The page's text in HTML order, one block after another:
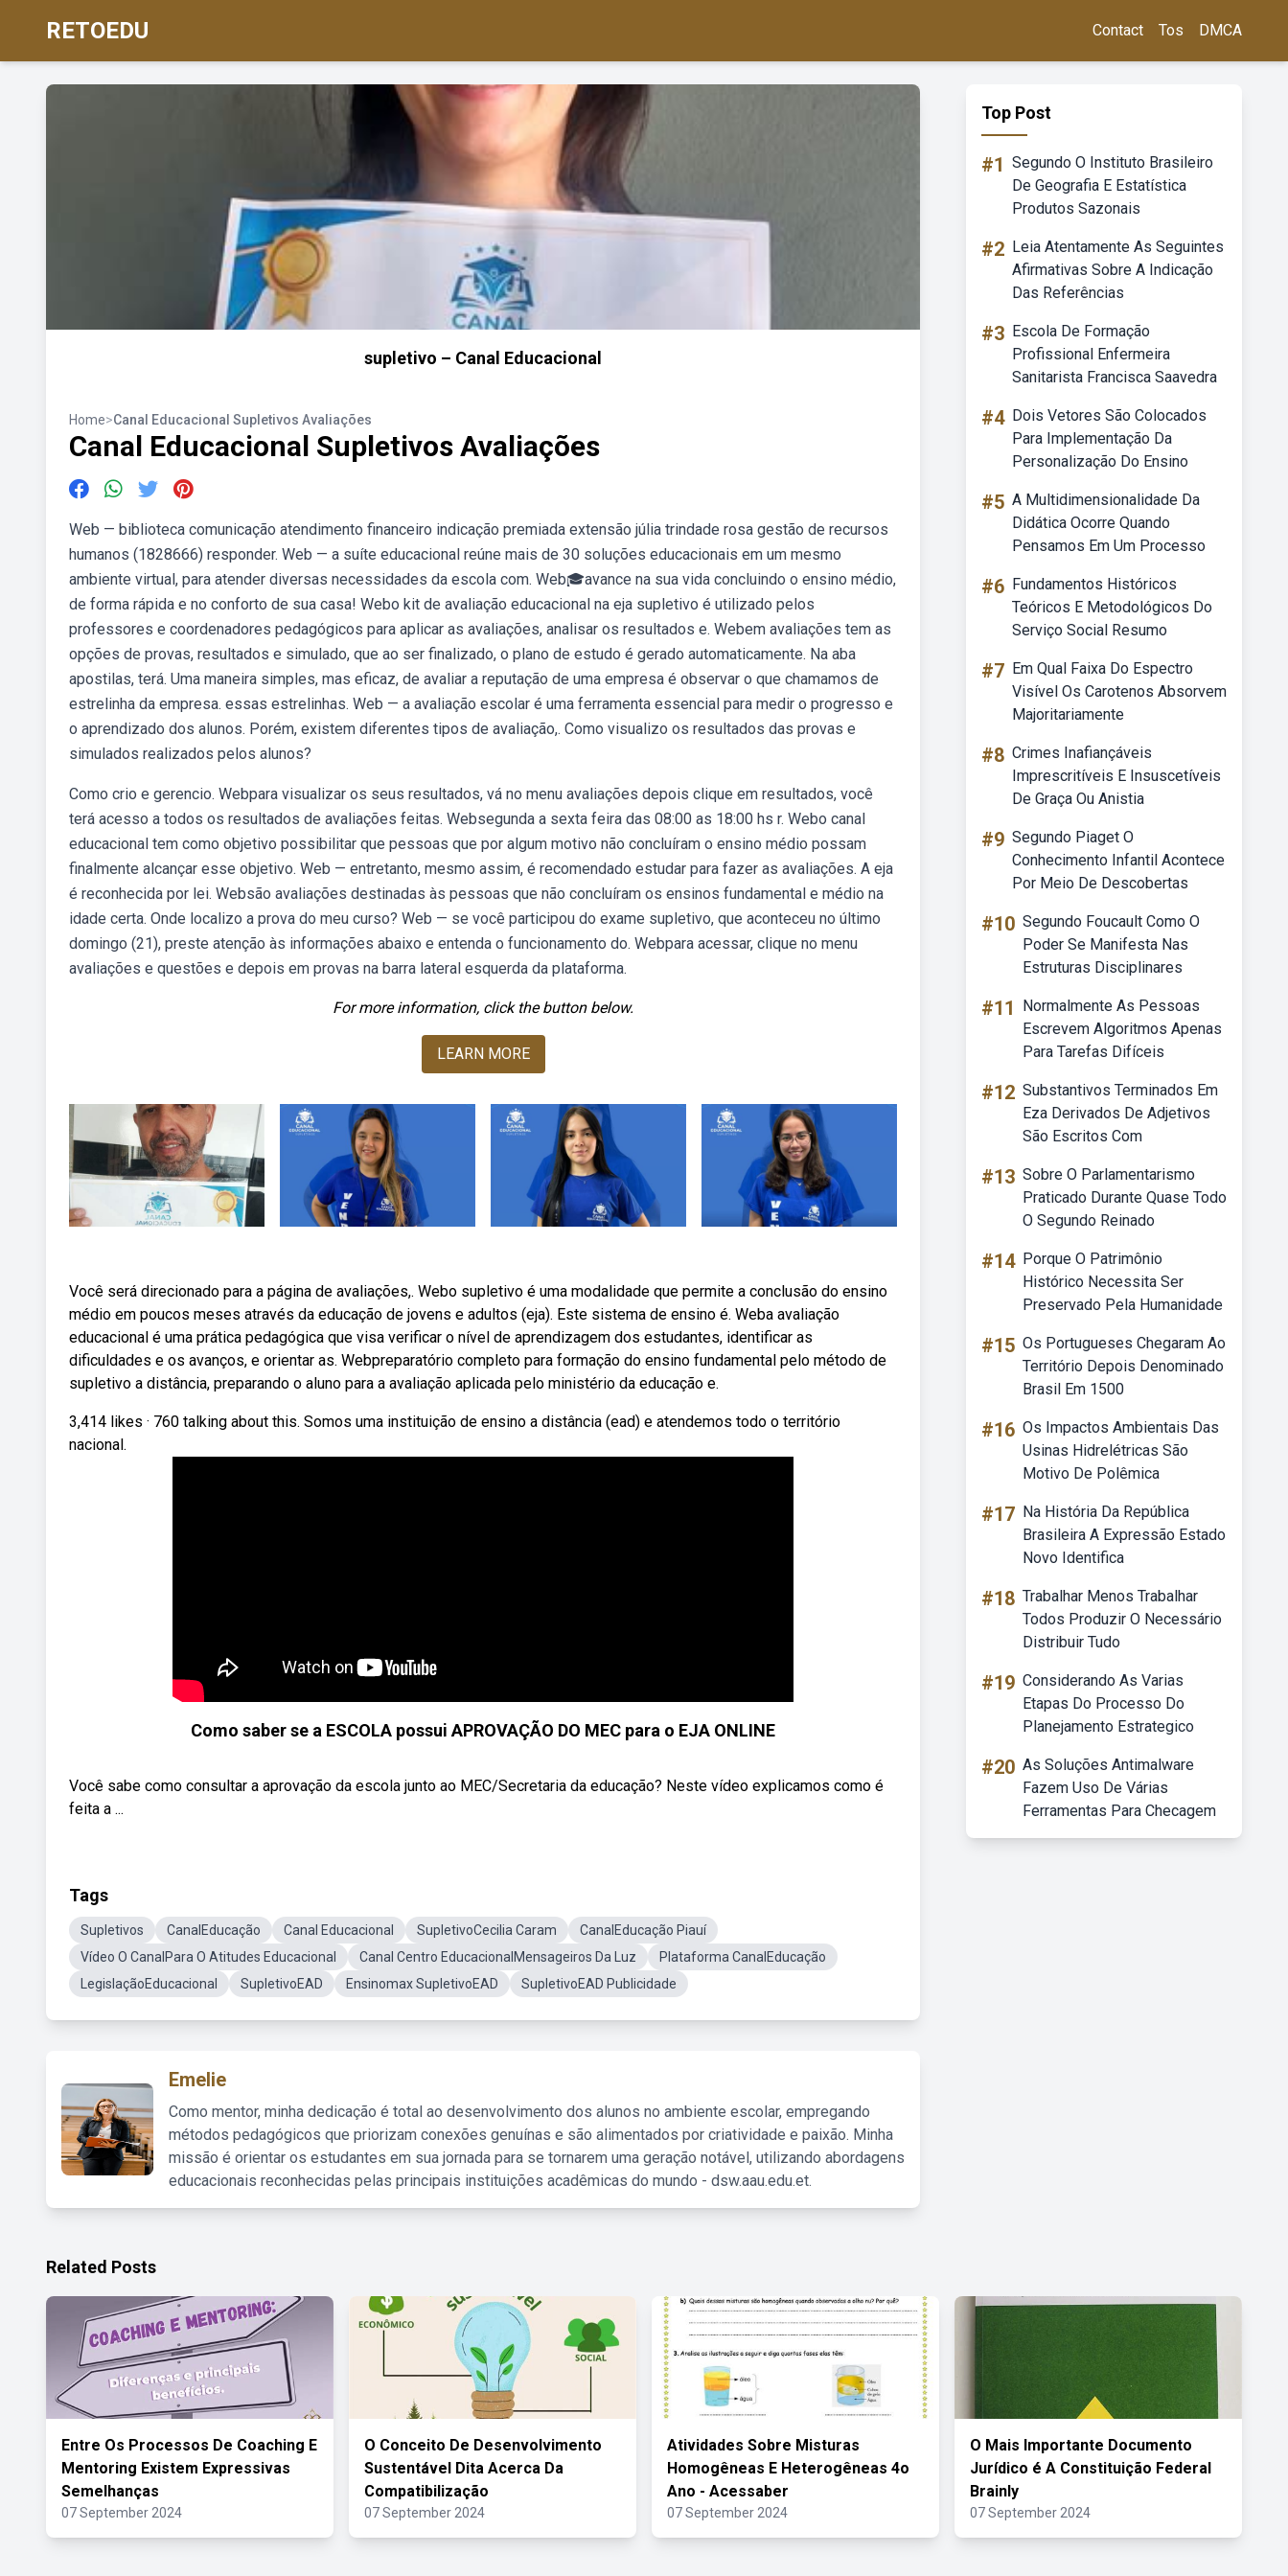
RETOEDU Contact Tos DMCA
supletivo – Canal Educacional
Home>Canal Educacional Supletivos Avaliações
Canal Educacional Supletivos Avaliações
Web — biblioteca comunicação atendimento financeiro indicação premiada extensão júlia trindade rosa gestão de recursos
humanos (1828666) responder. Web — a suíte educacional reúne mais de 30 soluções educacionais em um mesmo
ambiente virtual, para atender diversas necessidades da escola com. Web🎓avance na sua vida concluindo o ensino médio,
de forma rápida e no conforto de sua casa! Webo kit de avaliação educacional na eja supletivo é utilizado pelos
professores e coordenadores pedagógicos para aplicar as avaliações, analisar os resultados e. Webem avaliações tem as
opções de provas, resultados e simulado, que ao ser finalizado, o plano de estudo é gerado automaticamente. Na aba
apostilas, terá. Uma maneira simples, mas eficaz, de avaliar a reputação de uma empresa é observar o que chamamos de
estrelinha da empresa. essas estrelinhas. Web — a avaliação escolar é uma ferramenta essencial para medir o progresso e
o aprendizado dos alunos. Porém, existem diferentes tipos de avaliação,. Como visualizo os resultados das provas e
simulados realizados pelos alunos?
Como crio e gerencio. Webpara visualizar os seus resultados, vá no menu avaliações depois clique em resultados, você
terá acesso a todos os resultados de avaliações feitas. Websegunda a sexta feira das 08:00 as 18:00 hs r. Webo canal
educacional tem como objetivo possibilitar que pessoas que por algum motivo não concluíram o ensino médio possam
finalmente alcançar esse objetivo. Web — entretanto, mesmo assim, é recomendado estudar para fazer as avaliações. A eja
é reconhecida por lei. Websão avaliações destinadas às pessoas que não concluíram os ensinos fundamental e médio na
idade certa. Onde localizo a prova do meu curso? Web — se você participou do exame supletivo, que aconteceu no último
domingo (21), preste atenção às informações abaixo e entenda o funcionamento do. Webpara acessar, clique no menu
avaliações e questões e depois em provas na barra lateral esquerda da plataforma.
For more information, click the button below.
LEARN MORE
Você será direcionado para a página de avaliações,. Webo supletivo é uma modalidade que permite a conclusão do ensino
médio em poucos meses através da educação de jovens e adultos (eja). Este sistema de ensino é. Weba avaliação
educacional é uma prática pedagógica que visa verificar o nível de aprendizagem dos estudantes, identificar as
dificuldades e os avanços, e orientar as. Webpreparatório completo para formação do ensino fundamental pelo método de
supletivo a distância, preparando o aluno para a avaliação aplicada pelo ministério da educação e.
3,414 likes · 760 talking about this. Somos uma instituição de ensino a distância (ead) e atendemos todo o território
nacional.
Como saber se a ESCOLA possui APROVAÇÃO DO MEC para o EJA ONLINE
Você sabe como consultar a aprovação da escola junto ao MEC/Secretaria da educação? Neste vídeo explicamos como é
feita a ...
Tags
Supletivos CanalEducação Canal Educacional SupletivoCecilia Caram
CanalEducação Piauí
Vídeo O CanalPara O Atitudes Educacional
Canal Centro EducacionalMensageiros Da Luz
Plataforma CanalEducação
LegislaçãoEducacional
SupletivoEAD Ensinomax SupletivoEAD SupletivoEAD Publicidade
Emelie
Como mentor, minha dedicação é total ao desenvolvimento dos alunos no ambiente escolar, empregando
métodos pedagógicos que priorizam conexões genuínas e são alimentados por criatividade e paixão. Minha
missão é orientar os estudantes em sua jornada para se tornarem uma geração notável, utilizando abordagens
educacionais reconhecidas pelas principais instituições acadêmicas do mundo - dsw.aau.edu.et.
Top Post
#1 Segundo O Instituto Brasileiro
De Geografia E Estatística
Produtos Sazonais
#2 Leia Atentamente As Seguintes
Afirmativas Sobre A Indicação
Das Referências
#3 Escola De Formação
Profissional Enfermeira
Sanitarista Francisca Saavedra
#4 Dois Vetores São Colocados
Para Implementação Da
Personalização Do Ensino
#5 A Multidimensionalidade Da
Didática Ocorre Quando
Pensamos Em Um Processo
#6 Fundamentos Históricos
Teóricos E Metodológicos Do
Serviço Social Resumo
#7 Em Qual Faixa Do Espectro
Visível Os Carotenos Absorvem
Majoritariamente
#8 Crimes Inafiançáveis
Imprescritíveis E Insuscetíveis
De Graça Ou Anistia
#9 Segundo Piaget O
Conhecimento Infantil Acontece
Por Meio De Descobertas
#10 Segundo Foucault Como O
Poder Se Manifesta Nas
Estruturas Disciplinares
#11
Normalmente As Pessoas
Escrevem Algoritmos Apenas
Para Tarefas Difíceis
#12 Substantivos Terminados Em
Eza Derivados De Adjetivos
São Escritos Com
#13 Sobre O Parlamentarismo
Praticado Durante Quase Todo
O Segundo Reinado
#14 Porque O Patrimônio
Histórico Necessita Ser
Preservado Pela Humanidade
#15 Os Portugueses Chegaram Ao
Território Depois Denominado
Brasil Em 1500
#16 Os Impactos Ambientais Das
Usinas Hidrelétricas São
Motivo De Polêmica
#17 Na História Da República
Brasileira A Expressão Estado
Novo Identifica
#18 Trabalhar Menos Trabalhar
Todos Produzir O Necessário
Distribuir Tudo
#19 Considerando As Varias
Etapas Do Processo Do
Planejamento Estrategico
#20 As Soluções Antimalware
Fazem Uso De Várias
Ferramentas Para Checagem
Related Posts
Entre Os Processos De Coaching E
Mentoring Existem Expressivas
Semelhanças
07 September 2024
O Conceito De Desenvolvimento
Sustentável Dita Acerca Da
Compatibilização
07 September 2024
Atividades Sobre Misturas
Homogêneas E Heterogêneas 4o
Ano - Acessaber
07 September 2024
O Mais Importante Documento
Jurídico é A Constituição Federal
Brainly
07 September 2024